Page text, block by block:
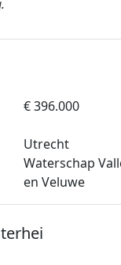
€ 396.000
Utrecht
Waterschap
en Veluwe